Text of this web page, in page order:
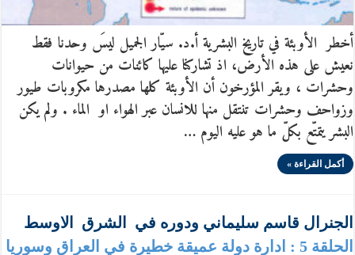
أخطر الأوبئة في تاريخ البشرية أ.د. سيّار الجميل ليسَ وحدنا فقط
نعيش على هذه الأرض، اذ تشاركنا عليها كائنات من حيوانات
وحشرات ، ويقر المؤرخون أن الأوبئة كلها مصدرها مكروبات طيور
وزواحف وحشرات تنتقل منها للانسان عبر الهواء او الماء . ولم يكن
البشر يتمتّع بكلّ ما هو عليه اليوم …
أكمل القراءة »
الجنرال قاسم سليماني ودوره في الشرق الاوسط
الحلقة 5 : ادارة دولة عميقة خطيرة في العراق وسوريا